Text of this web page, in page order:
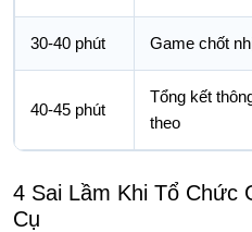
30-40 phút Game chốt
40-45 phút
Tổng kết
theo
4 Sai Lầm Khi Tổ Chức
Cụ